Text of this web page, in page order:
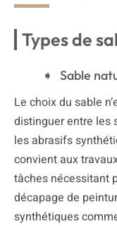
Types de
Sable
Le choix du sable
distinguer entre les
les abrasifs
convient aux
tâches nécessitant
décapage de
synthétiques